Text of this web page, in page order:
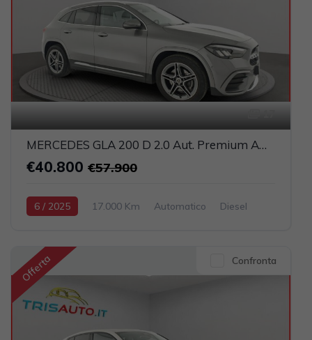
MERCEDES GLA 200 D 2.0 Aut. Premium AMG (FULL LED+PELLE)
€40.800 €57.900
6 / 2025 17.000 Km Automatico
Diesel
Offerta Confronta